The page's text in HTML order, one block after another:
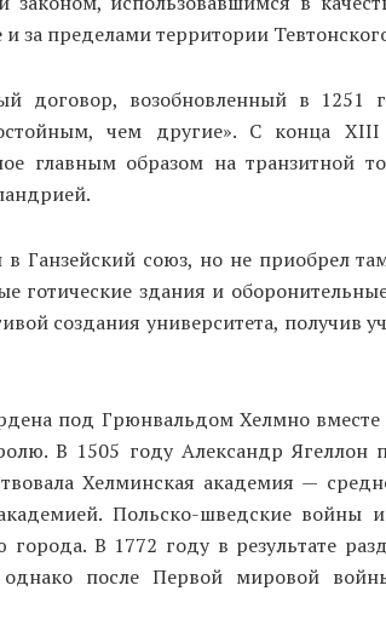
за пределами территории
договор, возобновленный в 1251
чем другие». С конца XIII
главным образом на транзитной
Ганзейский союз, но не приобрел
готические здания и
создания университета, получив
под Грюнвальдом Хелмно
В 1505 году Александр Ягеллон
Хелминская академия —
Польско-шведские войны
города. В 1772 году в результате
однако после Первой мировой